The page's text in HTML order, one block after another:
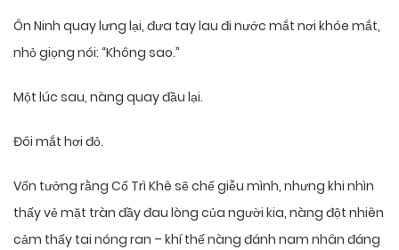
Ôn Ninh quay lưng lại, đưa tay lau đi nước mắt nơi khóe mắt,
nhỏ giọng nói: “Không sao.”
Một lúc sau, nàng quay đầu lại.
Đôi mắt hơi đỏ.
Vốn tưởng rằng Cố Trì Khê sẽ chế giễu mình, nhưng khi nhìn
thấy vẻ mặt tràn đầy đau lòng của người kia, nàng đột nhiên
cảm thấy tai nóng ran – khí thế nàng đánh nam nhân đáng